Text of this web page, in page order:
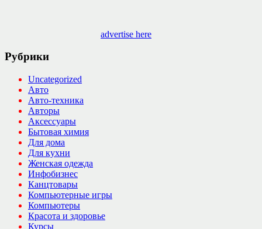
advertise here
Рубрики
Uncategorized
Авто
Авто-техника
Авторы
Аксессуары
Бытовая химия
Для дома
Для кухни
Женская одежда
Инфобизнес
Канцтовары
Компьютерные игры
Компьютеры
Красота и здоровье
Курсы